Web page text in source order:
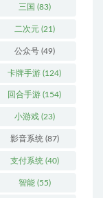
三国 (83)
二次元(21)
公众号(49)
卡牌手游 (124)
回合手游 (154)
小游戏(23)
影音系统 (87)
支付系统 (40)
智能(55)